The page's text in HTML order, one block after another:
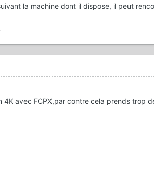
la machine dont il dispose, il peut
avec FCPX,par contre cela prends trop